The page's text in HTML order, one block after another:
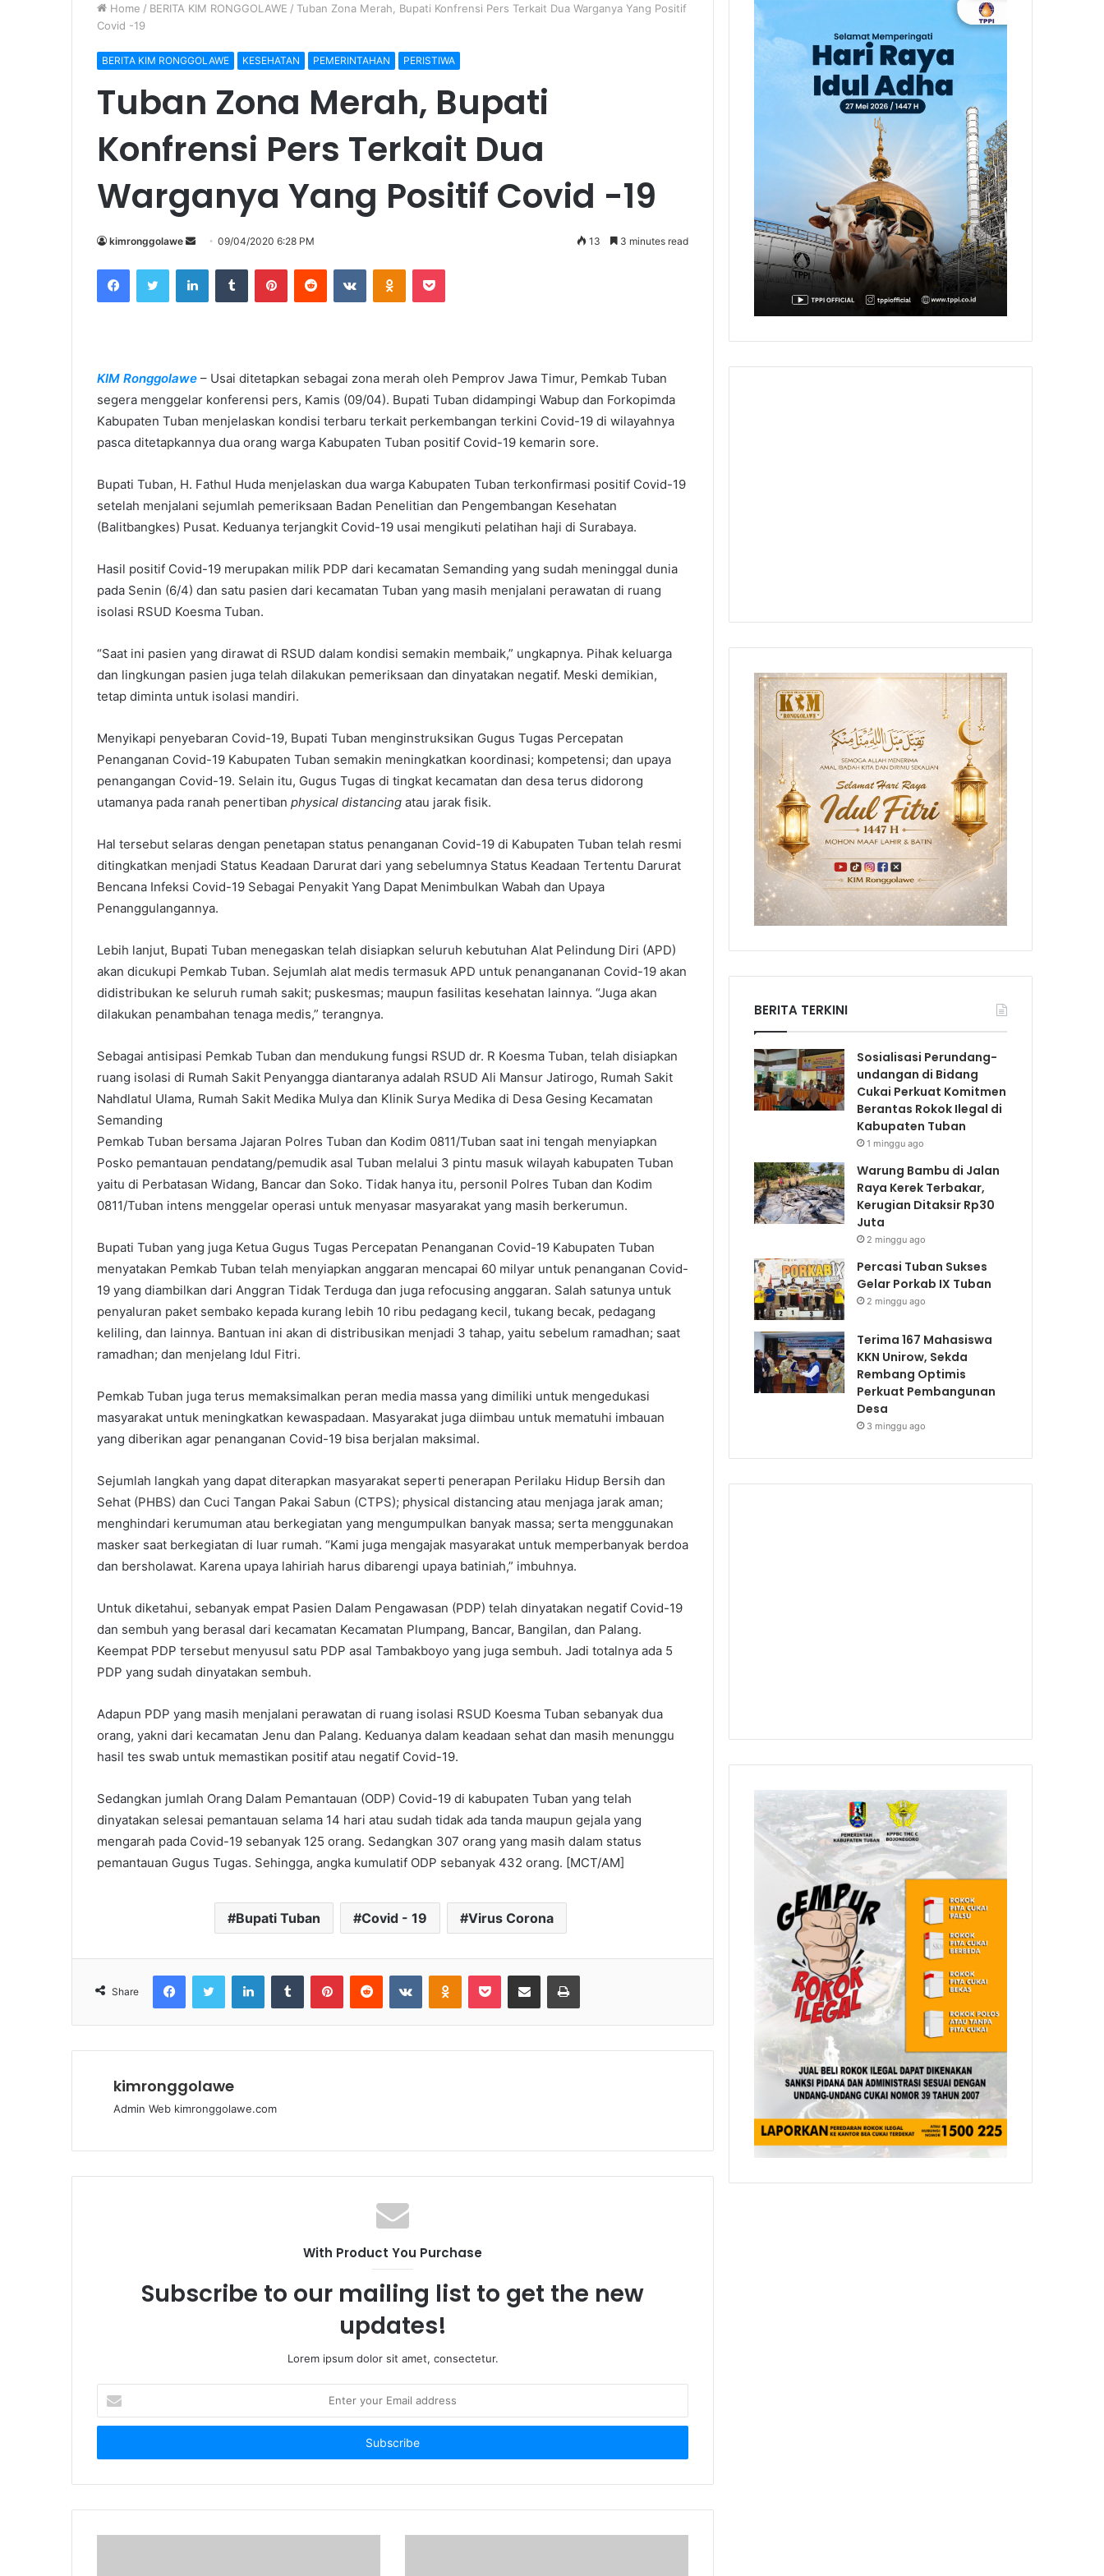
Home / BERITA KIM RONGGOLAWE / Tuban Zona Merah, Bupati Konfrensi Pers Terkait Dua Warganya Yang Positif
Covid -19
BERITA KIM RONGGOLAWE KESEHATAN PEMERINTAHAN PERISTIWA
Tuban Zona Merah, Bupati
Konfrensi Pers Terkait Dua
Warganya Yang Positif Covid -19
kimronggolawe
n
d
m
a
i
l
09/04/2020 6:28 PM 13 3 minutes read
KIM Ronggolawe – Usai ditetapkan sebagai zona merah oleh Pemprov Jawa Timur, Pemkab Tuban
segera menggelar konferensi pers, Kamis (09/04). Bupati Tuban didampingi Wabup dan Forkopimda
Kabupaten Tuban menjelaskan kondisi terbaru terkait perkembangan terkini Covid-19 di wilayahnya
pasca ditetapkannya dua orang warga Kabupaten Tuban positif Covid-19 kemarin sore.
Bupati Tuban, H. Fathul Huda menjelaskan dua warga Kabupaten Tuban terkonfirmasi positif Covid-19
setelah menjalani sejumlah pemeriksaan Badan Penelitian dan Pengembangan Kesehatan
(Balitbangkes) Pusat. Keduanya terjangkit Covid-19 usai mengikuti pelatihan haji di Surabaya.
Hasil positif Covid-19 merupakan milik PDP dari kecamatan Semanding yang sudah meninggal dunia
pada Senin (6/4) dan satu pasien dari kecamatan Tuban yang masih menjalani perawatan di ruang
isolasi RSUD Koesma Tuban.
“Saat ini pasien yang dirawat di RSUD dalam kondisi semakin membaik,” ungkapnya. Pihak keluarga
dan lingkungan pasien juga telah dilakukan pemeriksaan dan dinyatakan negatif. Meski demikian,
tetap diminta untuk isolasi mandiri.
Menyikapi penyebaran Covid-19, Bupati Tuban menginstruksikan Gugus Tugas Percepatan
Penanganan Covid-19 Kabupaten Tuban semakin meningkatkan koordinasi; kompetensi; dan upaya
penangangan Covid-19. Selain itu, Gugus Tugas di tingkat kecamatan dan desa terus didorong
utamanya pada ranah penertiban physical distancing atau jarak fisik.
Hal tersebut selaras dengan penetapan status penanganan Covid-19 di Kabupaten Tuban telah resmi
ditingkatkan menjadi Status Keadaan Darurat dari yang sebelumnya Status Keadaan Tertentu Darurat
Bencana Infeksi Covid-19 Sebagai Penyakit Yang Dapat Menimbulkan Wabah dan Upaya
Penanggulangannya.
Lebih lanjut, Bupati Tuban menegaskan telah disiapkan seluruh kebutuhan Alat Pelindung Diri (APD)
akan dicukupi Pemkab Tuban. Sejumlah alat medis termasuk APD untuk penangananan Covid-19 akan
didistribukan ke seluruh rumah sakit; puskesmas; maupun fasilitas kesehatan lainnya. “Juga akan
dilakukan penambahan tenaga medis,” terangnya.
Sebagai antisipasi Pemkab Tuban dan mendukung fungsi RSUD dr. R Koesma Tuban, telah disiapkan
ruang isolasi di Rumah Sakit Penyangga diantaranya adalah RSUD Ali Mansur Jatirogo, Rumah Sakit
Nahdlatul Ulama, Rumah Sakit Medika Mulya dan Klinik Surya Medika di Desa Gesing Kecamatan
Semanding
Pemkab Tuban bersama Jajaran Polres Tuban dan Kodim 0811/Tuban saat ini tengah menyiapkan
Posko pemantauan pendatang/pemudik asal Tuban melalui 3 pintu masuk wilayah kabupaten Tuban
yaitu di Perbatasan Widang, Bancar dan Soko. Tidak hanya itu, personil Polres Tuban dan Kodim
0811/Tuban intens menggelar operasi untuk menyasar masyarakat yang masih berkerumun.
Bupati Tuban yang juga Ketua Gugus Tugas Percepatan Penanganan Covid-19 Kabupaten Tuban
menyatakan Pemkab Tuban telah menyiapkan anggaran mencapai 60 milyar untuk penanganan Covid-
19 yang diambilkan dari Anggran Tidak Terduga dan juga refocusing anggaran. Salah satunya untuk
penyaluran paket sembako kepada kurang lebih 10 ribu pedagang kecil, tukang becak, pedagang
keliling, dan lainnya. Bantuan ini akan di distribusikan menjadi 3 tahap, yaitu sebelum ramadhan; saat
ramadhan; dan menjelang Idul Fitri.
Pemkab Tuban juga terus memaksimalkan peran media massa yang dimiliki untuk mengedukasi
masyarakat untuk meningkatkan kewaspadaan. Masyarakat juga diimbau untuk mematuhi imbauan
yang diberikan agar penanganan Covid-19 bisa berjalan maksimal.
Sejumlah langkah yang dapat diterapkan masyarakat seperti penerapan Perilaku Hidup Bersih dan
Sehat (PHBS) dan Cuci Tangan Pakai Sabun (CTPS); physical distancing atau menjaga jarak aman;
menghindari kerumuman atau berkegiatan yang mengumpulkan banyak massa; serta menggunakan
masker saat berkegiatan di luar rumah. “Kami juga mengajak masyarakat untuk memperbanyak berdoa
dan bersholawat. Karena upaya lahiriah harus dibarengi upaya batiniah,” imbuhnya.
Untuk diketahui, sebanyak empat Pasien Dalam Pengawasan (PDP) telah dinyatakan negatif Covid-19
dan sembuh yang berasal dari kecamatan Kecamatan Plumpang, Bancar, Bangilan, dan Palang.
Keempat PDP tersebut menyusul satu PDP asal Tambakboyo yang juga sembuh. Jadi totalnya ada 5
PDP yang sudah dinyatakan sembuh.
Adapun PDP yang masih menjalani perawatan di ruang isolasi RSUD Koesma Tuban sebanyak dua
orang, yakni dari kecamatan Jenu dan Palang. Keduanya dalam keadaan sehat dan masih menunggu
hasil tes swab untuk memastikan positif atau negatif Covid-19.
Sedangkan jumlah Orang Dalam Pemantauan (ODP) Covid-19 di kabupaten Tuban yang telah
dinyatakan selesai pemantauan selama 14 hari atau sudah tidak ada tanda maupun gejala yang
mengarah pada Covid-19 sebanyak 125 orang. Sedangkan 307 orang yang masih dalam status
pemantauan Gugus Tugas. Sehingga, angka kumulatif ODP sebanyak 432 orang. [MCT/AM]
Bupati Tuban Covid - 19 Virus Corona
Share
kimronggolawe
Admin Web kimronggolawe.com
With Product You Purchase
Subscribe to our mailing list to get the new
updates!
Lorem ipsum dolor sit amet, consectetur.
t
r
u
BERITA TERKINI
Sosialisasi Perundang-
undangan di Bidang
Cukai Perkuat Komitmen
Berantas Rokok Ilegal di
Kabupaten Tuban
1 minggu ago
Warung Bambu di Jalan
Raya Kerek Terbakar,
Kerugian Ditaksir Rp30
Juta
2 minggu ago
Percasi Tuban Sukses
Gelar Porkab IX Tuban
2 minggu ago
Terima 167 Mahasiswa
KKN Unirow, Sekda
Rembang Optimis
Perkuat Pembangunan
Desa
3 minggu ago